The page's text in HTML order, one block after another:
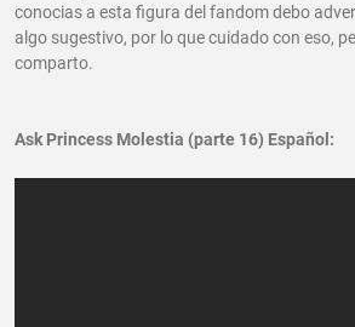
conocias a esta figura del fandom debo
algo sugestivo, por lo que cuidado con eso,
comparto.
Ask Princess Molestia (parte 16) Español: